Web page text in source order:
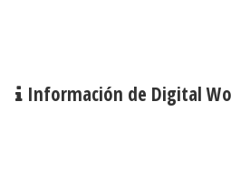
Información de Digital